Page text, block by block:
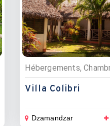
Villa Colibri
Dzamandzar